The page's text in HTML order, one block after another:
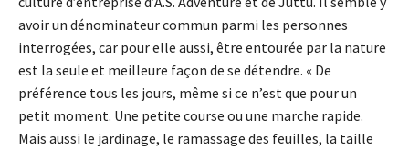
avoir un dénominateur commun parmi les personnes
interrogées, car pour elle aussi, être entourée par la nature
est la seule et meilleure façon de se détendre. « De
préférence tous les jours, même si ce n’est que pour un
petit moment. Une petite course ou une marche rapide.
Mais aussi le jardinage, le ramassage des feuilles, la taille